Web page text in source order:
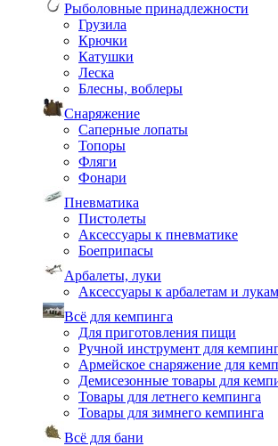
Рыболовные принадлежности
Грузила
Крючки
Катушки
Леска
Блесны, воблеры
Снаряжение
Саперные лопаты
Топоры
Фляги
Фонари
Пневматика
Пистолеты
Аксессуары к пневматике
Боеприпасы
Арбалеты, луки
Аксессуары к арбалетам и лукам
Всё для кемпинга
Для приготовления пищи
Ручной инструмент для
Армейское снаряжение для
Демисезонные товары для
Товары для летнего кемпинга
Товары для зимнего кемпинга
Всё для бани